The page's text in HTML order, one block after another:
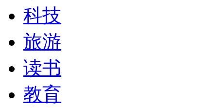
科技
旅游
读书
教育